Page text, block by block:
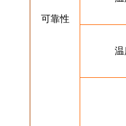
可靠性
温